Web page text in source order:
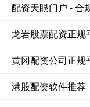
配资天眼门户 - 合
龙岩股票配资正规
黄冈配资公司正规
港股配资软件推荐